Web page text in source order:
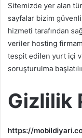
Sitemizde yer alan
sayfalar bizim
hizmeti tarafından
veriler hosting
tespit edilen yurt içi
soruşturulma
Gizlilik
https://